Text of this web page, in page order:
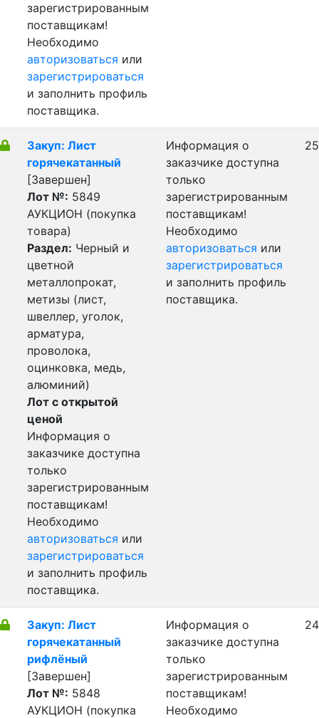
зарегистрированным
поставщикам!
Необходимо
авторизоваться или
зарегистрироваться
и заполнить профиль
поставщика.
Закуп: Лист
горячекатанный
[Завершен]
Лот №: 5849
АУКЦИОН (покупка
товара)
Раздел: Черный и
цветной
металлопрокат,
метизы (лист,
швеллер, уголок,
арматура,
проволока,
оцинковка, медь,
алюминий)
Лот с открытой
ценой
Информация о
заказчике доступна
только
зарегистрированным
поставщикам!
Необходимо
авторизоваться или
зарегистрироваться
и заполнить профиль
поставщика.
Информация о
заказчике доступна
только
зарегистрированным
поставщикам!
Необходимо
авторизоваться или
зарегистрироваться
и заполнить профиль
поставщика.
Закуп: Лист
горячекатанный
рифлёный
[Завершен]
Лот №: 5848
АУКЦИОН (покупка
Информация о
заказчике доступна
только
зарегистрированным
поставщикам!
Необходимо